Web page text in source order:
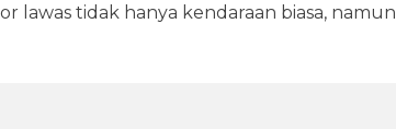
lawas tidak hanya kendaraan biasa, namun